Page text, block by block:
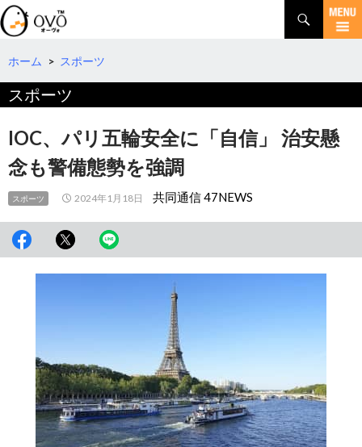
検
索
コ
テ
へ
移
動
ホーム > スポーツ
スポーツ
IOC、パリ五輪安全に「自信」 治安懸
念も警備態勢を強調
スポーツ 2024年1月18日 共同通信 47NEWS